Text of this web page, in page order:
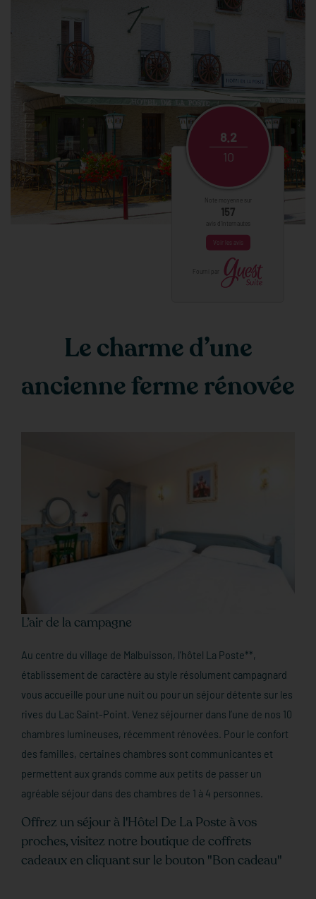
8.2
10
Note moyenne sur
157
avis d'internautes
Voir les avis
Le charme d’une
ancienne ferme rénovée
L’air de la campagne
Au centre du village de Malbuisson, l’hôtel La Poste**,
établissement de caractère au style résolument campagnard
vous accueille pour une nuit ou pour un séjour détente sur les
rives du Lac Saint-Point. Venez séjourner dans l’une de nos 10
chambres lumineuses, récemment rénovées. Pour le confort
des familles, certaines chambres sont communicantes et
permettent aux grands comme aux petits de passer un
agréable séjour dans des chambres de 1 à 4 personnes.
Offrez un séjour à l'Hôtel De La Poste à vos
proches, visitez notre boutique de coffrets
cadeaux en cliquant sur le bouton "Bon cadeau"